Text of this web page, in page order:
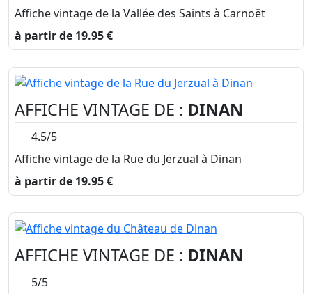
Affiche vintage de la Vallée des Saints à Carnoët
à partir de 19.95 €
AFFICHE VINTAGE DE : DINAN
4.5/5
Affiche vintage de la Rue du Jerzual à Dinan
à partir de 19.95 €
AFFICHE VINTAGE DE : DINAN
5/5